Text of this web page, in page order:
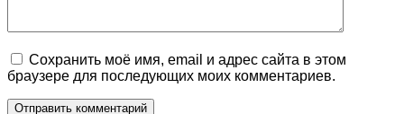
Сохранить моё имя, email и адрес сайта в этом
браузере для последующих моих комментариев.